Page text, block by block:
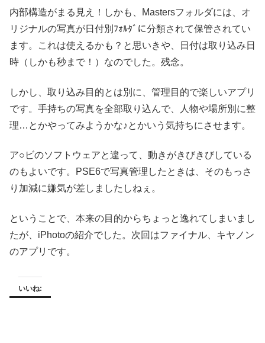
内部構造がまる見え！しかも、Mastersフォルダには、オ
リジナルの写真が日付別ﾌｫﾙﾀﾞに分類されて保管されてい
ます。これは使えるかも？と思いきや、日付は取り込み日
時（しかも秒まで！）なのでした。残念。
しかし、取り込み目的とは別に、管理目的で楽しいアプリ
です。手持ちの写真を全部取り込んで、人物や場所別に整
理…とかやってみようかな♪とかいう気持ちにさせます。
ア○ビのソフトウェアと違って、動きがきびきびしている
のもよいです。PSE6で写真管理したときは、そのもっさ
り加減に嫌気が差しましたしねぇ。
ということで、本来の目的からちょっと逸れてしまいまし
たが、iPhotoの紹介でした。次回はファイナル、キヤノン
のアプリです。
いいね: